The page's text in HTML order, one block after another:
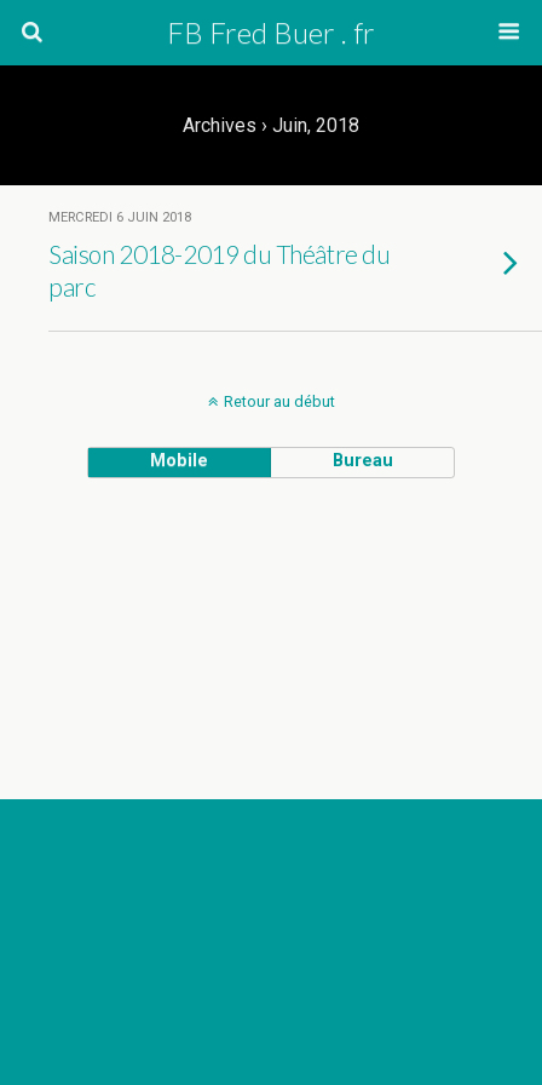
FB Fred Buer . fr
Archives › Juin, 2018
MERCREDI 6 JUIN 2018
Saison 2018-2019 du Théâtre du
parc
Retour au début
Mobile Bureau